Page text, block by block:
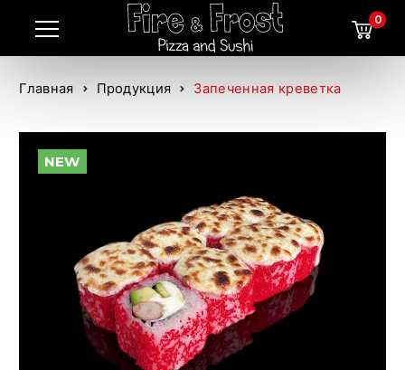
0
Главная Продукция Запеченная креветка
NEW